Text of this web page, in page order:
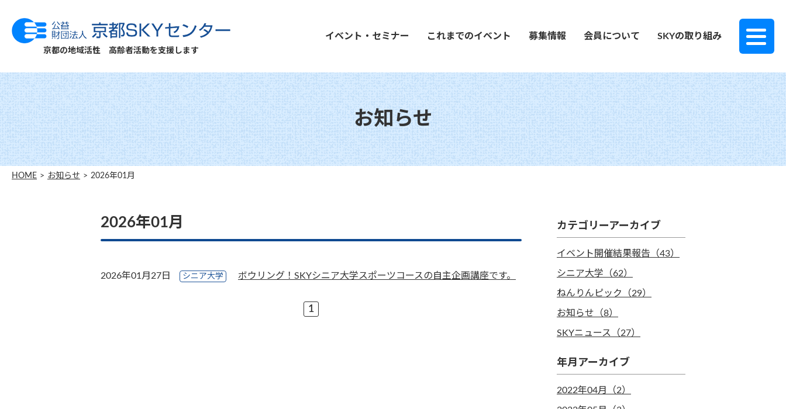
京都の地域活性 高齢者活動を支援します
イベント・セミナー これまでのイベント 募集情報 会員について SKYの取り組み
お知らせ
HOME お知らせ 2026年01月
2026年01月
2026年01月27日 シニア大学 ボウリング！SKYシニア大学スポーツコースの自主企画講座です。
1
カテゴリーアーカイブ
イベント開催結果報告（43）
シニア大学（62）
ねんりんピック（29）
お知らせ（8）
SKYニュース（27）
年月アーカイブ
2022年04月（2）